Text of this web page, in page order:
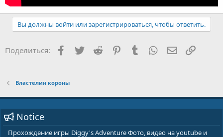
Вы должны войти или зарегистрироваться, чтобы ответить.
Поделиться: Facebook
Twitter Reddit PinterestTumblr WhatsApp
E-mail
Властелин короны
Notice
Прохождение игры Diggy's Adventure Фото, видео на youtube и